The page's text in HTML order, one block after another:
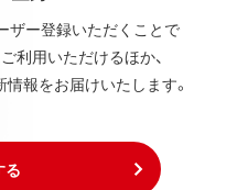
ザー登録いただくことで
利用いただけるほか、
報をお届けいたします。
る